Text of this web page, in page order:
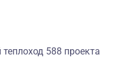
588 проекта